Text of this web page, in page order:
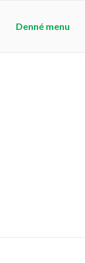
Denné menu